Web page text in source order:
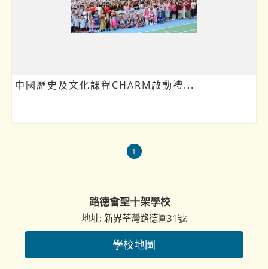
中國歷史及文化課程CHARM啟動禮...
1
路德會聖十架學校
地址: 新界荃灣路德圍31號
學校地圖